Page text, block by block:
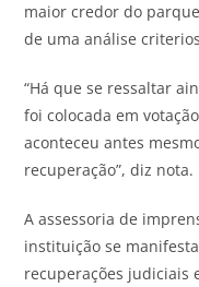
maior credor do
de uma análise
“Há que se ressaltar
foi colocada em
aconteceu antes
recuperação”, diz nota.
A assessoria de
instituição se
recuperações judiciais